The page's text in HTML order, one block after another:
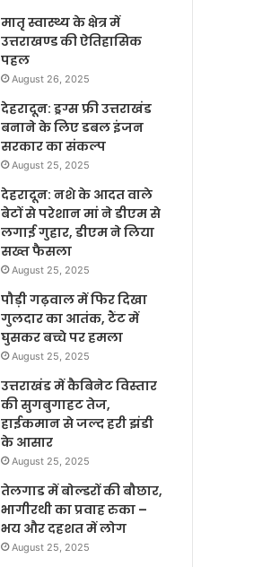
मातृ स्वास्थ्य के क्षेत्र में
उत्तराखण्ड की ऐतिहासिक
पहल
August 26, 2025
देहरादून: ड्रग्स फ्री उत्तराखंड
बनाने के लिए डबल इंजन
सरकार का संकल्प
August 25, 2025
देहरादून: नशे के आदत वाले
बेटों से परेशान मां ने डीएम से
लगाई गुहार, डीएम ने लिया
सख्त फैसला
August 25, 2025
पौड़ी गढ़वाल में फिर दिखा
गुलदार का आतंक, टैंट में
घुसकर बच्चे पर हमला
August 25, 2025
उत्तराखंड में कैबिनेट विस्तार
की सुगबुगाहट तेज,
हाईकमान से जल्द हरी झंडी
के आसार
August 25, 2025
तेलगाड में बोल्डरों की बौछार,
भागीरथी का प्रवाह रुका –
भय और दहशत में लोग
August 25, 2025